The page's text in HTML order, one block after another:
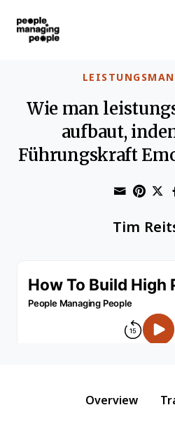
Wie man
aufbaut,
Führungskraft
Print
Tim
Overview